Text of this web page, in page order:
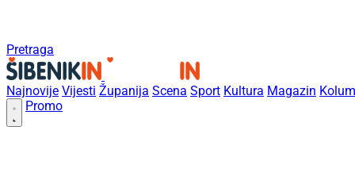
Pretraga
Najnovije Vijesti Županija Scena Sport Kultura Magazin
Promo